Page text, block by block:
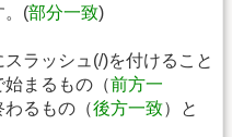
。(部分一致)
ラッシュ(/)を付けること
まるもの（前方一
るもの（後方一致）と